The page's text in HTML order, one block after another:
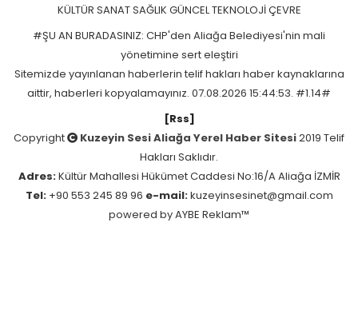
KÜLTÜR SANATSAĞLIK GÜNCELTEKNOLOJİÇEVRE
#ŞU AN BURADASINIZ: CHP'den Aliağa Belediyesi'nin mali
yönetimine sert eleştiri
Sitemizde yayınlanan haberlerin telif hakları haber kaynaklarına
aittir, haberleri kopyalamayınız. 07.08.2026 15:44:53. #1.14#
[Rss]
Copyright
Kuzeyin Sesi Aliağa Yerel Haber Sitesi2019 Telif
Hakları Saklıdır.
Adres:Kültür Mahallesi Hükümet Caddesi No:16/A Aliağa İZMİR
Tel:+90 553 245 89 96 e-mail:kuzeyinsesinet@gmail.com
powered byAYBE Reklam™